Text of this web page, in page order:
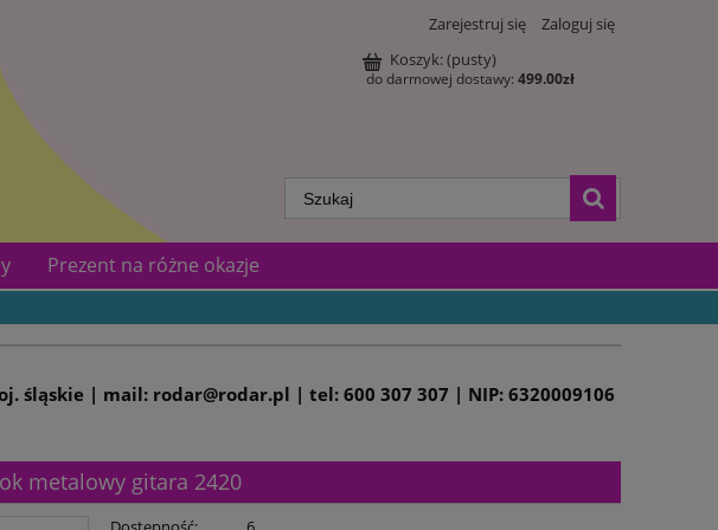
Zarejestruj się
Zaloguj się
Koszyk:(pusty)
do darmowej dostawy: 499.00zł
Prezent na różne okazje
śląskie | mail: rodar@rodar.pl | tel: 600 307 307 | NIP: 6320009106
metalowy gitara 2420